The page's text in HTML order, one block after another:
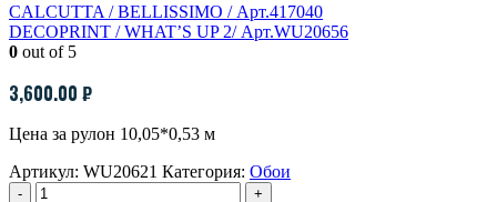
CALCUTTA / BELLISSIMO / Арт.417040
DECOPRINT / WHAT’S UP 2/ Арт.WU20656
0 out of 5
3,600.00 ₽
Цена за рулон 10,05*0,53 м
Артикул: WU20621 Категория: Обои
-
+